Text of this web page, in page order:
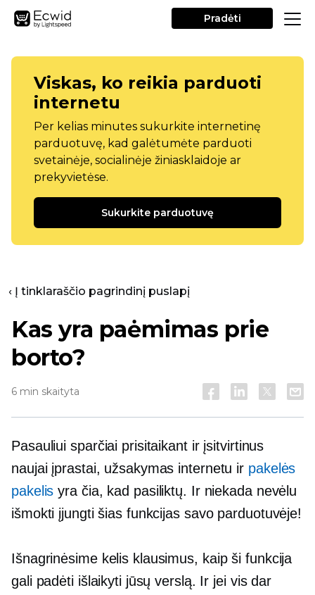
Pradėti
Viskas, ko reikia parduoti
internetu
Per kelias minutes sukurkite internetinę
parduotuvę, kad galėtumėte parduoti
svetainėje, socialinėje žiniasklaidoje ar
prekyvietėse.
Sukurkite parduotuvę
‹ Į tinklaraščio pagrindinį puslapį
Kas yra paėmimas prie
borto?
6 min skaityta
Pasauliui sparčiai prisitaikant ir įsitvirtinus
naujai įprastai, užsakymas internetu ir pakelės
pakelis yra čia, kad pasiliktų. Ir niekada nevėlu
išmokti įjungti šias funkcijas savo parduotuvėje!
Išnagrinėsime kelis klausimus, kaip ši funkcija
gali padėti išlaikyti jūsų verslą. Ir jei vis dar